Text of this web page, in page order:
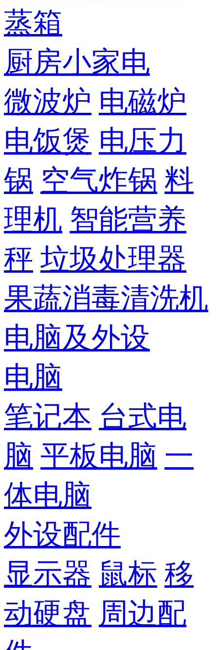
蒸箱
厨房小家电
微波炉 电磁炉
电饭煲 电压力
锅 空气炸锅 料
理机 智能营养
秤 垃圾处理器
果蔬消毒清洗机
电脑及外设
电脑
笔记本 台式电
脑 平板电脑 一
体电脑
外设配件
显示器 鼠标 移
动硬盘 周边配